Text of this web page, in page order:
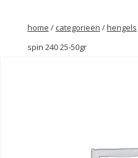
home / categorieën /hengels
spin 240 25-50gr